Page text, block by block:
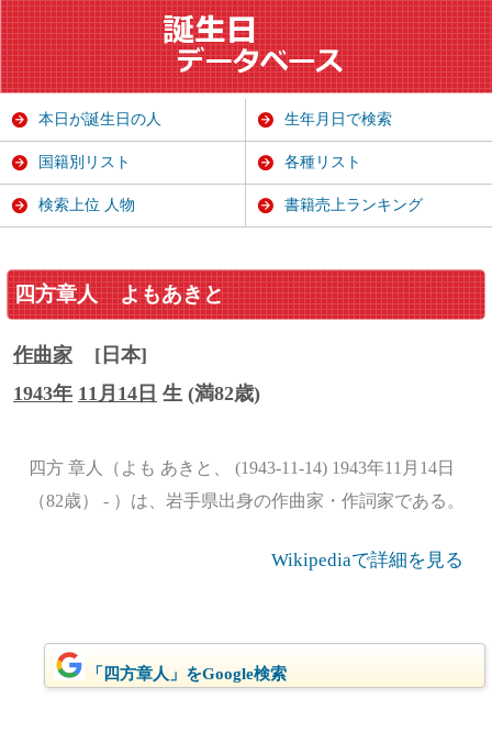
四方章人 よもあきと
作曲家
[日本]
1943年 11月14日 生 (満82歳)
四方 章人（よも あきと、 (1943-11-14) 1943年11月14日
（82歳） - ）は、岩手県出身の作曲家・作詞家である。
Wikipediaで詳細を見る
「四方章人」をGoogle検索
本日が誕生日の人 生年月日で検索
国籍別リスト 各種リスト
検索上位 人物 書籍売上ランキング